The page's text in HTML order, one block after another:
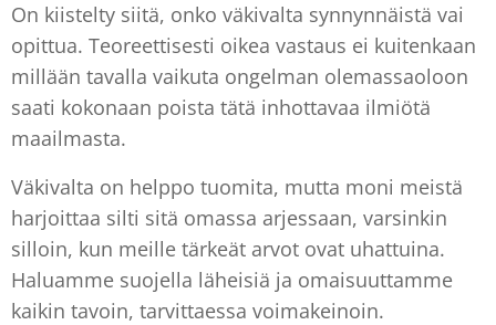
On kiistelty siitä, onko väkivalta synnynnäistä vai
opittua. Teoreettisesti oikea vastaus ei kuitenkaan
millään tavalla vaikuta ongelman olemassaoloon
saati kokonaan poista tätä inhottavaa ilmiötä
maailmasta.
Väkivalta on helppo tuomita, mutta moni meistä
harjoittaa silti sitä omassa arjessaan, varsinkin
silloin, kun meille tärkeät arvot ovat uhattuina.
Haluamme suojella läheisiä ja omaisuuttamme
kaikin tavoin, tarvittaessa voimakeinoin.